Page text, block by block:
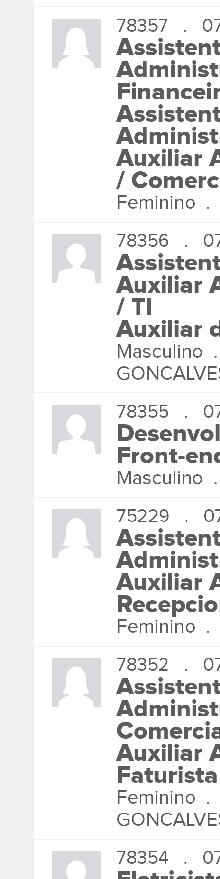
78357 .
Auxiliar
/
Feminino .
78356 .
Auxiliar
/ TI
Auxiliar
Masculino
78355 .
Front-
Masculino
75229 .
Auxiliar
Feminino .
78352 .
Auxiliar
Faturista
Feminino .
78354 .